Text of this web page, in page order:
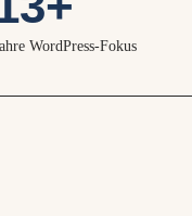
WordPress-Fokus